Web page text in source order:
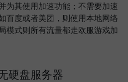
为其使用加速功能；不需要加速
百度或者美团，则使用本地网络
模式则所有流量都走欧服游戏加
硬盘服务器